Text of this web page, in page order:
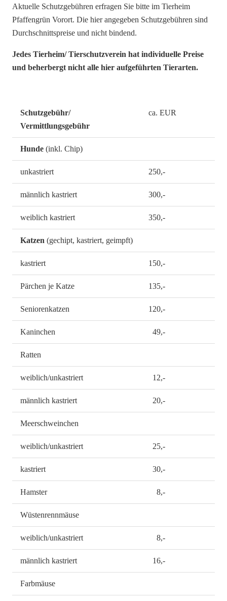
Aktuelle Schutzgebühren erfragen Sie bitte im Tierheim
Pfaffengrün Vorort. Die hier angegeben Schutzgebühren sind
Durchschnittspreise und nicht bindend.
Jedes Tierheim/ Tierschutzverein hat individuelle Preise
und beherbergt nicht alle hier aufgeführten Tierarten.
Schutzgebühr/
Vermittlungsgebühr
ca. EUR
Hunde (inkl. Chip)
unkastriert 250,-
männlich kastriert 300,-
weiblich kastriert 350,-
Katzen (gechipt, kastriert, geimpft)
kastriert 150,-
Pärchen je Katze 135,-
Seniorenkatzen 120,-
Kaninchen 49,-
Ratten
weiblich/unkastriert 12,-
männlich kastriert 20,-
Meerschweinchen
weiblich/unkastriert 25,-
kastriert 30,-
Hamster 8,-
Wüstenrennmäuse
weiblich/unkastriert 8,-
männlich kastriert 16,-
Farbmäuse